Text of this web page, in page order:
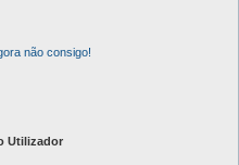
não consigo!
Utilizador